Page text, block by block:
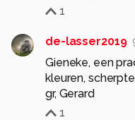
1
de-lasser2019
Gieneke, een
kleuren,
gr, Gerard
1